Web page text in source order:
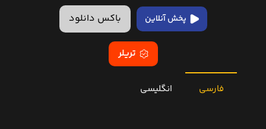
پخش آنلاین باکس دانلود
تریلر
فارسی انگلیسی